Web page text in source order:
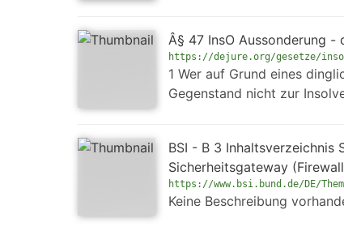
Â§ 47 InsO Aussonderung -
https://dejure.org/gesetze/
1 Wer auf Grund eines
Gegenstand nicht zur
BSI - B 3 Inhaltsverzeichnis
Sicherheitsgateway
https://www.bsi.bund.de/DE/
Keine Beschreibung